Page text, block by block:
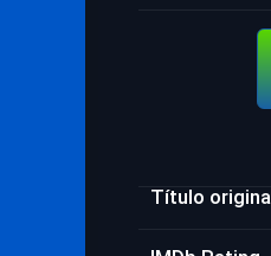
Título